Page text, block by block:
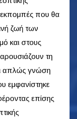
που θα
ζωή των
και στους
τη
απλώς γνώση
εμφανίστηκε
επίσης